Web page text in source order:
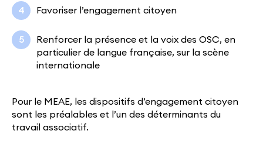
Favoriser l’engagement citoyen
Renforcer la présence et la voix des OSC, en
particulier de langue française, sur la scène
internationale
Pour le MEAE, les dispositifs d’engagement citoyen
sont les préalables et l’un des déterminants du
travail associatif.